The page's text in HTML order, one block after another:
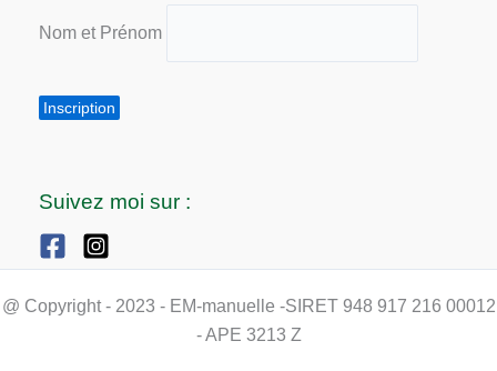
Nom et Prénom
Suivez moi sur :
@ Copyright - 2023 - EM-manuelle -SIRET 948 917 216 00012
- APE 3213 Z